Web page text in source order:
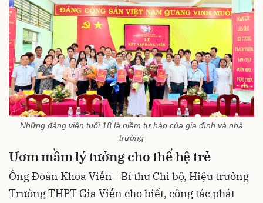
Những đảng viên tuổi 18 là niềm tự hào của gia đình và nhà
trường
Ươm mầm lý tưởng cho thế hệ trẻ
Ông Đoàn Khoa Viễn - Bí thư Chi bộ, Hiệu trưởng
Trường THPT Gia Viễn cho biết, công tác phát